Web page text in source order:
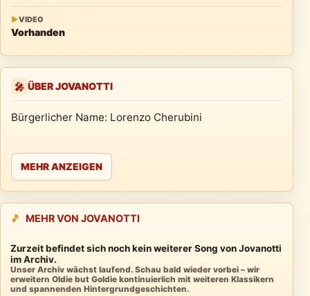
▶VIDEO
Vorhanden
🎤 ÜBER JOVANOTTI
Bürgerlicher Name: Lorenzo Cherubini
MEHR ANZEIGEN
🎵 MEHR VON JOVANOTTI
Zurzeit befindet sich noch kein weiterer Song von Jovanotti
im Archiv.
Unser Archiv wächst laufend. Schau bald wieder vorbei – wir
erweitern Oldie but Goldie kontinuierlich mit weiteren Klassikern
und spannenden Hintergrundgeschichten.